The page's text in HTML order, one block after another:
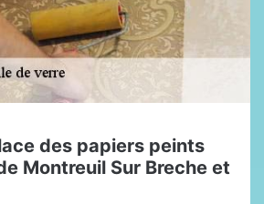
des papiers peints
Montreuil Sur Breche et